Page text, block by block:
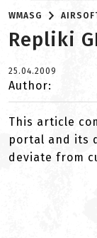
WMASG
Repliki
25.04.2009
Author:
This article
portal and its
deviate from